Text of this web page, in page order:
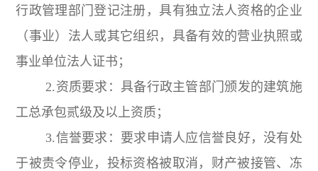
行政管理部门登记注册，具有独立法人资格的企业
（事业）法人或其它组织，具备有效的营业执照或
事业单位法人证书；
2.资质要求：具备行政主管部门颁发的建筑施
工总承包贰级及以上资质；
3.信誉要求：要求申请人应信誉良好，没有处
于被责令停业，投标资格被取消，财产被接管、冻